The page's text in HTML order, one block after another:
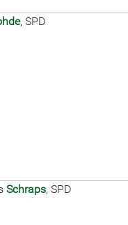
, SPD
Schraps, SPD